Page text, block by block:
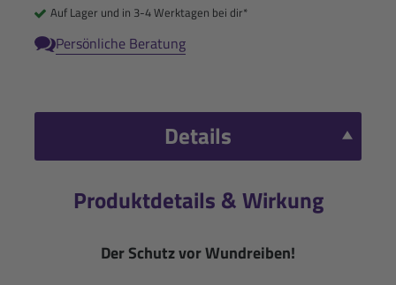
Auf Lager und in 3-4 Werktagen bei dir*
Persönliche Beratung
Details
Produktdetails & Wirkung
Der Schutz vor Wundreiben!